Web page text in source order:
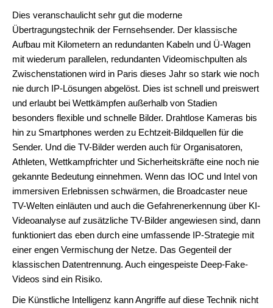
Dies veranschaulicht sehr gut die moderne
Übertragungstechnik der Fernsehsender. Der klassische
Aufbau mit Kilometern an redundanten Kabeln und Ü-Wagen
mit wiederum parallelen, redundanten Videomischpulten als
Zwischenstationen wird in Paris dieses Jahr so stark wie noch
nie durch IP-Lösungen abgelöst. Dies ist schnell und preiswert
und erlaubt bei Wettkämpfen außerhalb von Stadien
besonders flexible und schnelle Bilder. Drahtlose Kameras bis
hin zu Smartphones werden zu Echtzeit-Bildquellen für die
Sender. Und die TV-Bilder werden auch für Organisatoren,
Athleten, Wettkampfrichter und Sicherheitskräfte eine noch nie
gekannte Bedeutung einnehmen. Wenn das IOC und Intel von
immersiven Erlebnissen schwärmen, die Broadcaster neue
TV-Welten einläuten und auch die Gefahrenerkennung über KI-
Videoanalyse auf zusätzliche TV-Bilder angewiesen sind, dann
funktioniert das eben durch eine umfassende IP-Strategie mit
einer engen Vermischung der Netze. Das Gegenteil der
klassischen Datentrennung. Auch eingespeiste Deep-Fake-
Videos sind ein Risiko.
Die Künstliche Intelligenz kann Angriffe auf diese Technik nicht